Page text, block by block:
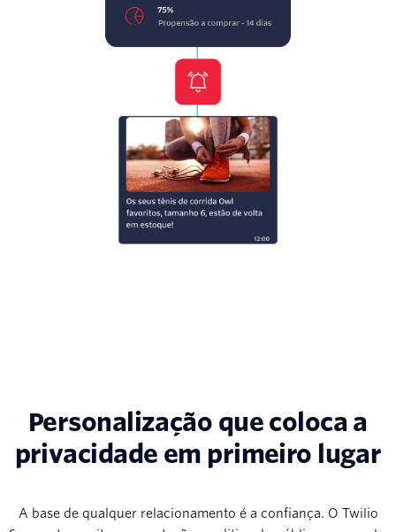
Personalização que coloca a
privacidade em primeiro lugar
A base de qualquer relacionamento é a confiança. O Twilio